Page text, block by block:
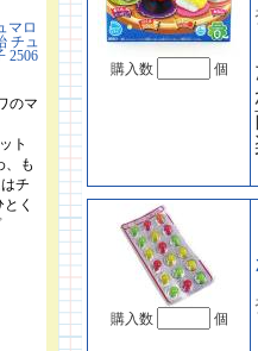
マロ
チュ
2506
のマ
ト
、も
チ
く
購入数 個
購入数 個